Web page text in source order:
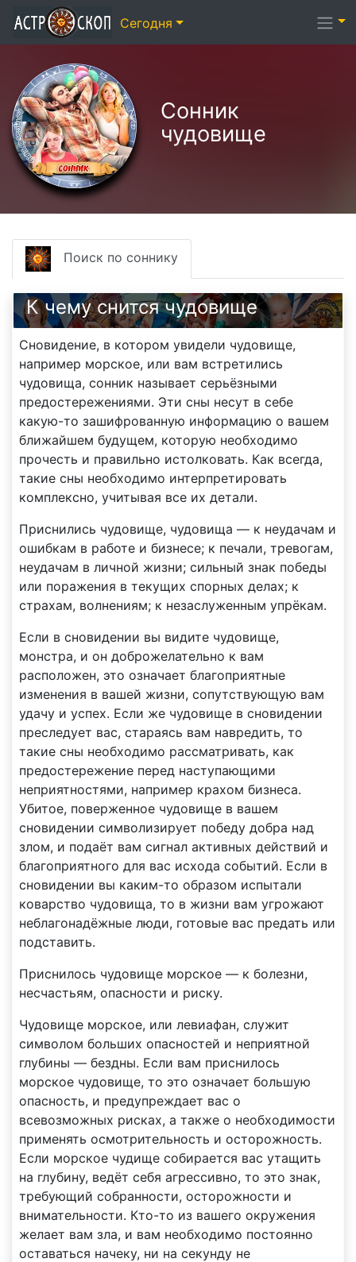
Сонник
чудовище
Поиск по соннику
К чему снится чудовище
Сновидение, в котором увидели чудовище,
например морское, или вам встретились
чудовища, сонник называет серьёзными
предостережениями. Эти сны несут в себе
какую-то зашифрованную информацию о вашем
ближайшем будущем, которую необходимо
прочесть и правильно истолковать. Как всегда,
такие сны необходимо интерпретировать
комплексно, учитывая все их детали.
Приснились чудовище, чудовища — к неудачам и
ошибкам в работе и бизнесе; к печали, тревогам,
неудачам в личной жизни; сильный знак победы
или поражения в текущих спорных делах; к
страхам, волнениям; к незаслуженным упрёкам.
Если в сновидении вы видите чудовище,
монстра, и он доброжелательно к вам
расположен, это означает благоприятные
изменения в вашей жизни, сопутствующую вам
удачу и успех. Если же чудовище в сновидении
преследует вас, стараясь вам навредить, то
такие сны необходимо рассматривать, как
предостережение перед наступающими
неприятностями, например крахом бизнеса.
Убитое, поверженное чудовище в вашем
сновидении символизирует победу добра над
злом, и подаёт вам сигнал активных действий и
благоприятного для вас исхода событий. Если в
сновидении вы каким-то образом испытали
коварство чудовища, то в жизни вам угрожают
неблагонадёжные люди, готовые вас предать или
подставить.
Приснилось чудовище морское — к болезни,
несчастьям, опасности и риску.
Чудовище морское, или левиафан, служит
символом больших опасностей и неприятной
глубины — бездны. Если вам приснилось
морское чудовище, то это означает большую
опасность, и предупреждает вас о
всевозможных рисках, а также о необходимости
применять осмотрительность и осторожность.
Если морское чудище собирается вас утащить
на глубину, ведёт себя агрессивно, то это знак,
требующий собранности, осторожности и
внимательности. Кто-то из вашего окружения
желает вам зла, и вам необходимо постоянно
оставаться начеку, ни на секунду не
Сегодня